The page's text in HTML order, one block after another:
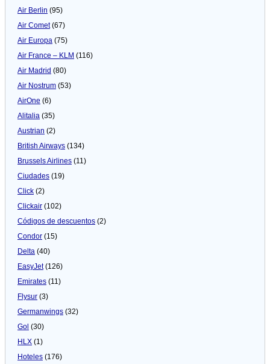
Air Berlin (95)
Air Comet(67)
Air Europa (75)
Air France – KLM (116)
Air Madrid (80)
Air Nostrum (53)
AirOne (6)
Alitalia (35)
Austrian (2)
British Airways (134)
Brussels Airlines (11)
Ciudades (19)
Click (2)
Clickair (102)
Códigos de descuentos (2)
Condor (15)
Delta (40)
EasyJet(126)
Emirates (11)
Flysur (3)
Germanwings (32)
Gol (30)
HLX (1)
Hoteles (176)